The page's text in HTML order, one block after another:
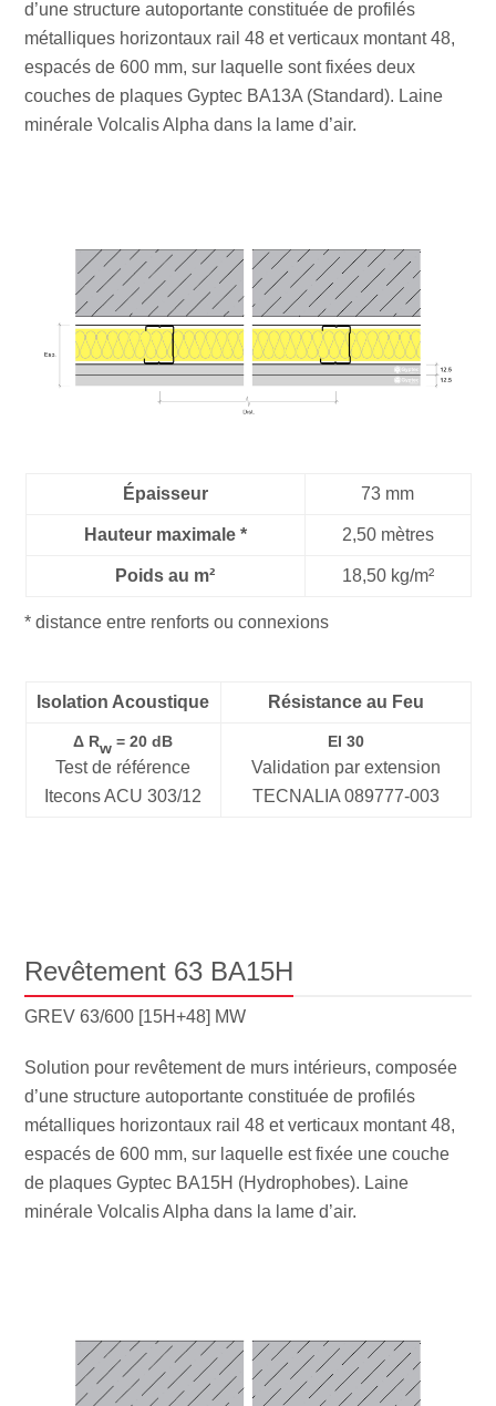
d’une structure autoportante constituée de profilés
métalliques horizontaux rail 48 et verticaux montant 48,
espacés de 600 mm, sur laquelle sont fixées deux
couches de plaques Gyptec BA13A (Standard). Laine
minérale Volcalis Alpha dans la lame d’air.
Épaisseur 73 mm
Hauteur maximale * 2,50 mètres
Poids au m² 18,50 kg/m²
* distance entre renforts ou connexions
Isolation Acoustique Résistance au Feu
Δ Rw = 20 dB
Test de référence
Itecons ACU 303/12
EI 30
Validation par extension
TECNALIA 089777-003
Revêtement 63 BA15H
GREV 63/600 [15H+48] MW
Solution pour revêtement de murs intérieurs, composée
d’une structure autoportante constituée de profilés
métalliques horizontaux rail 48 et verticaux montant 48,
espacés de 600 mm, sur laquelle est fixée une couche
de plaques Gyptec BA15H (Hydrophobes). Laine
minérale Volcalis Alpha dans la lame d’air.